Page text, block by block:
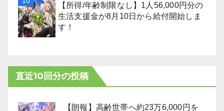
【所得/年齢制限なし】1人56,000円分の
生活支援金が8月10日から給付開始しま
す！
直近10回分の投稿
【朗報】高齢世帯へ約23万6,000円を